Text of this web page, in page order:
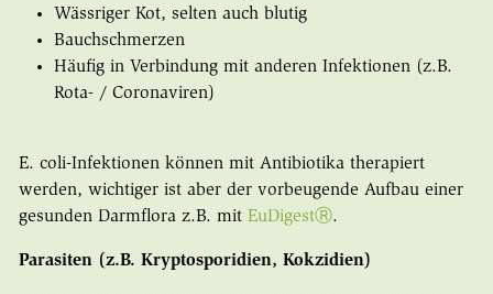
Wässriger Kot, selten auch blutig
Bauchschmerzen
Häufig in Verbindung mit anderen Infektionen (z.B.
Rota- / Coronaviren)
E. coli-Infektionen können mit Antibiotika therapiert
werden, wichtiger ist aber der vorbeugende Aufbau einer
gesunden Darmflora z.B. mit EuDigestⓇ.
Parasiten (z.B. Kryptosporidien, Kokzidien)